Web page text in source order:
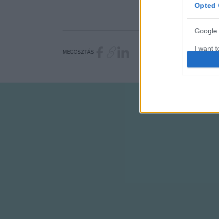
Opted
Google
I want
web
I want
I want
I want
MEGOSZTÁS